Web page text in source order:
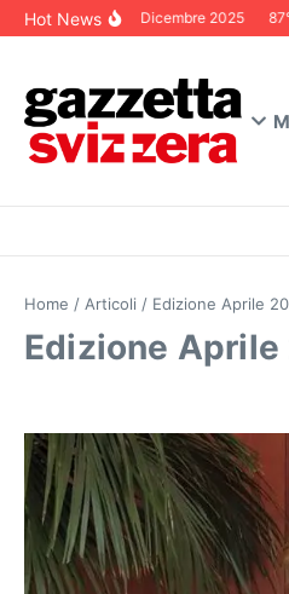
Salta al contenuto
Hot News
Editoriale Dicembre 2025 87°
Home / Articoli / Edizione Aprile
Edizione